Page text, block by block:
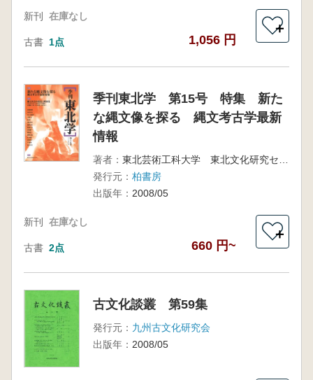
新刊 在庫なし
古書 1点 1,056 円
＋
季刊東北学 第15号 特集 新た
な縄文像を探る 縄文考古学最新
情報
著者：
発行元： 柏書房
出版年： 2008/05
新刊 在庫なし
古書 2点 660 円~
＋
古文化談叢 第59集
発行元： 九州古文化研究会
出版年： 2008/05